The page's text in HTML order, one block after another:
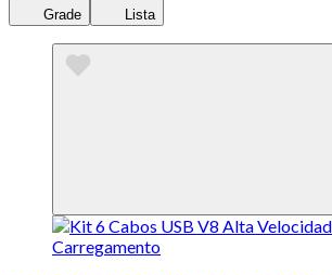
Grade Lista